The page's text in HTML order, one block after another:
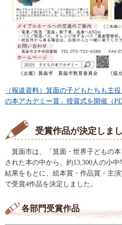
（報道資料）箕面の子どもたちも主
の本アカデミー賞」授賞式を開催（
受賞作品が決定しま
箕面市は、「箕面・世界子どもの
された本の中から、約13,300人の小
結果をもとに、絵本賞・作品賞・主
で受賞4作品を決定しました。
各部門受賞作品